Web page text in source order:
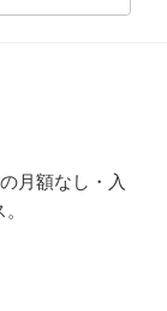
月額なし・入